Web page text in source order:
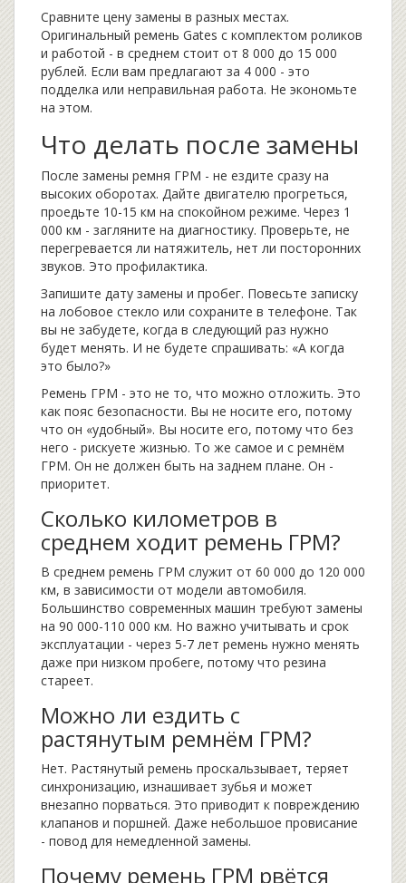
Сравните цену замены в разных местах.
Оригинальный ремень Gates с комплектом роликов
и работой - в среднем стоит от 8 000 до 15 000
рублей. Если вам предлагают за 4 000 - это
подделка или неправильная работа. Не экономьте
на этом.
Что делать после замены
После замены ремня ГРМ - не ездите сразу на
высоких оборотах. Дайте двигателю прогреться,
проедьте 10-15 км на спокойном режиме. Через 1
000 км - загляните на диагностику. Проверьте, не
перегревается ли натяжитель, нет ли посторонних
звуков. Это профилактика.
Запишите дату замены и пробег. Повесьте записку
на лобовое стекло или сохраните в телефоне. Так
вы не забудете, когда в следующий раз нужно
будет менять. И не будете спрашивать: «А когда
это было?»
Ремень ГРМ - это не то, что можно отложить. Это
как пояс безопасности. Вы не носите его, потому
что он «удобный». Вы носите его, потому что без
него - рискуете жизнью. То же самое и с ремнём
ГРМ. Он не должен быть на заднем плане. Он -
приоритет.
Сколько километров в
среднем ходит ремень ГРМ?
В среднем ремень ГРМ служит от 60 000 до 120 000
км, в зависимости от модели автомобиля.
Большинство современных машин требуют замены
на 90 000-110 000 км. Но важно учитывать и срок
эксплуатации - через 5-7 лет ремень нужно менять
даже при низком пробеге, потому что резина
стареет.
Можно ли ездить с
растянутым ремнём ГРМ?
Нет. Растянутый ремень проскальзывает, теряет
синхронизацию, изнашивает зубья и может
внезапно порваться. Это приводит к повреждению
клапанов и поршней. Даже небольшое провисание
- повод для немедленной замены.
Почему ремень ГРМ рвётся